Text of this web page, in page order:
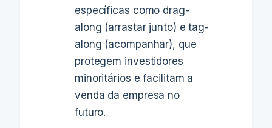
específicas como drag-
along (arrastar junto) e tag-
along (acompanhar), que
protegem investidores
minoritários e facilitam a
venda da empresa no
futuro.